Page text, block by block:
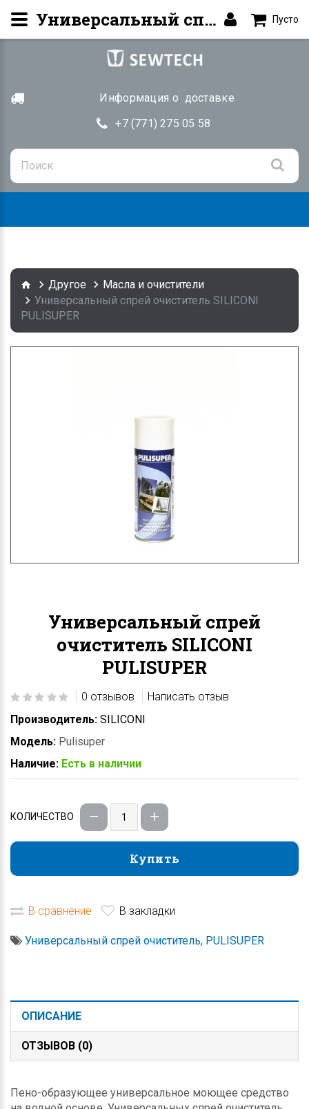
Информация о доставке
+7 (771) 275 05 58
Пусто
Другое
Масла и очистители
Универсальный спрей очиститель SILICONI
PULISUPER
Универсальный спрей
очиститель SILICONI
PULISUPER
0 отзывов
Написать отзыв
Производитель: SILICONI
Модель: Pulisuper
Наличие: Есть в наличии
КОЛИЧЕСТВО
Купить
Купить
В сравнение В закладки
Универсальный спрей очиститель, PULISUPER
ОПИСАНИЕ
ОТЗЫВОВ (0)
Пенo-образующее универсальное моющее средство
Универсальный спрей очиститель. Siliconi PULISUPER купить в Алматы